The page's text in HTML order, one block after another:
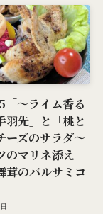
～ライム香る
羽先」と「桃と
ーズのサラダ～
のマリネ添え
茸のバルサミコ